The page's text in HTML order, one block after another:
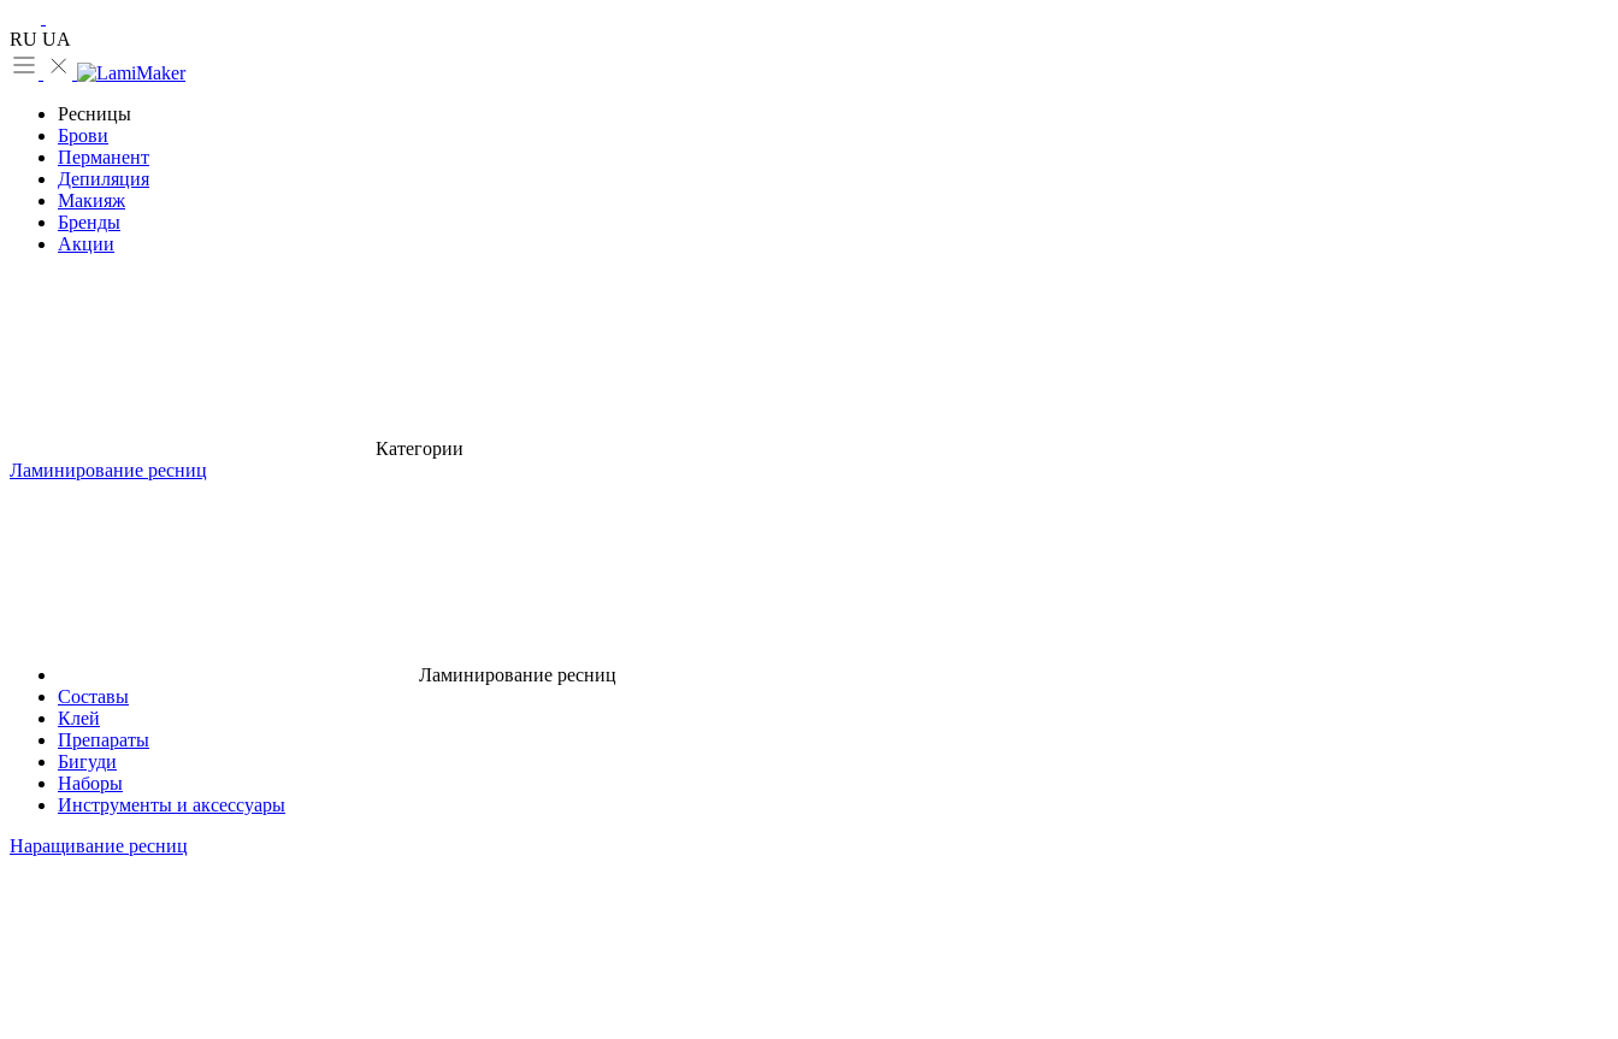
RU UA
Ресницы
Брови
Перманент
Депиляция
Макияж
Бренды
Акции
Категории
Ламинирование ресниц
Ламинирование ресниц
Составы
Клей
Препараты
Бигуди
Наборы
Инструменты и аксессуары
Наращивание ресниц